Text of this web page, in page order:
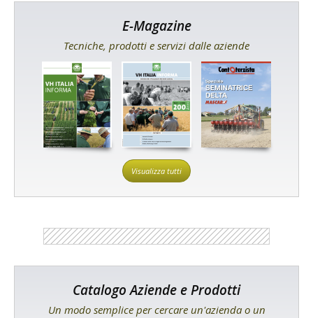
E-Magazine
Tecniche, prodotti e servizi dalle aziende
Visualizza tutti
Catalogo Aziende e Prodotti
Un modo semplice per cercare un'azienda o un